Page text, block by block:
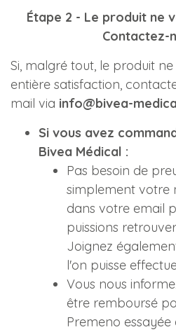
Étape 2 - Le produit ne
Contactez-
Si, malgré tout, le produit
entière satisfaction,
mail via info@bivea-
Si vous avez
Bivea Médical :
Pas besoin de
simplement votre
dans votre email
puissions
Joignez
l'on puisse
Vous nous
être remboursé
Premeno